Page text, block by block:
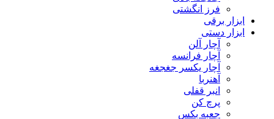
فرز انگشتی
ابزار برقی
ابزار دستی
آچار آلن
آچار فرانسه
آچار یکسر جغجغه
آهنربا
انبر قفلی
پرچ کن
جعبه بکس